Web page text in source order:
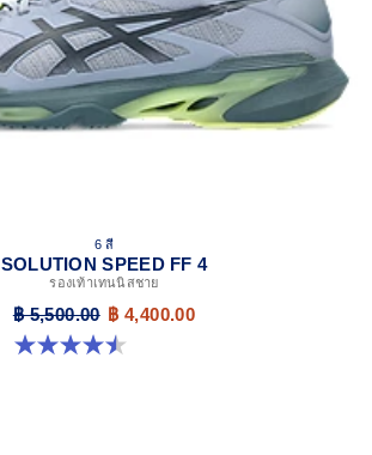
6 สี
SOLUTION SPEED FF 4
รองเท้าเทนนิสชาย
฿ 5,500.00 ฿ 4,400.00
4.5 จาก 5 ดาว 42 รีวิว